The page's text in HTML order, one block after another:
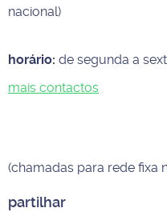
nacional)
horário: de segunda a
mais contactos
(chamadas para rede fixa
partilhar